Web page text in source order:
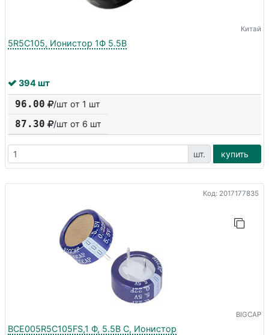
Китай
5R5C105, Ионистор 1Ф 5.5В
394 шт
96.00 /шт от 1 шт
87.30 /шт от 6 шт
шт. купить
Код: 2017177835
BIGCAP
BCE005R5C105FS,1 Ф, 5.5В С, Ионистор